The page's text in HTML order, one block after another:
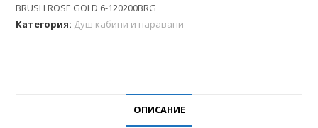
BRUSH ROSE GOLD 6-120200BRG
Категория: Душ кабини и паравани
ОПИСАНИЕ